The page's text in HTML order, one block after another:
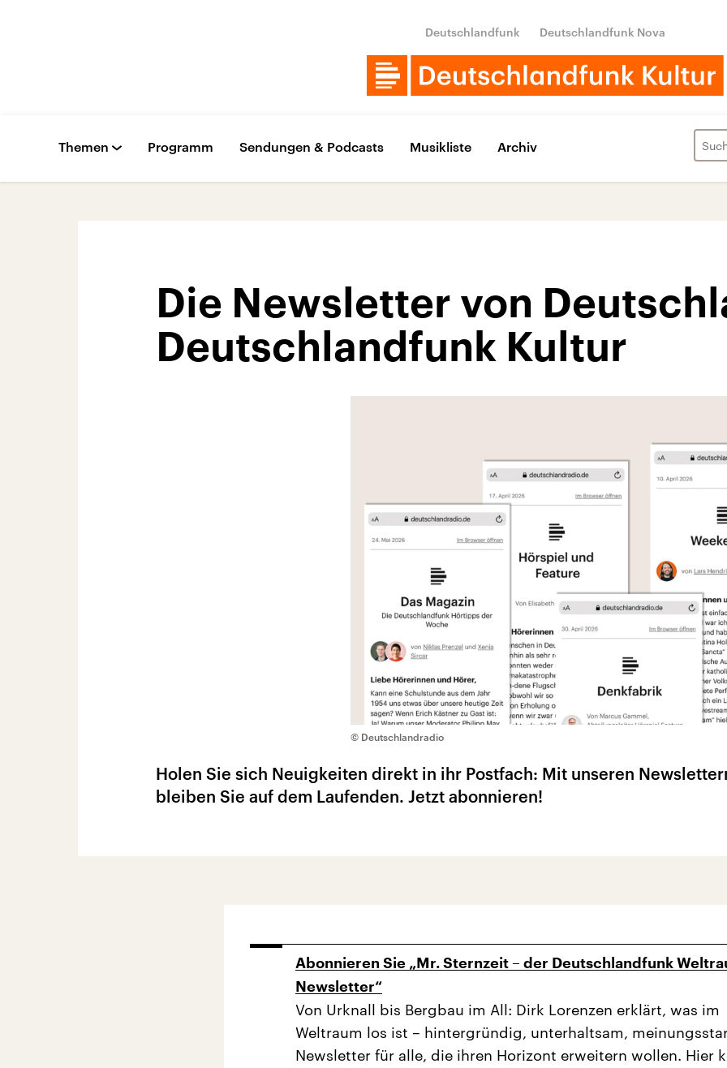
Deutschlandfunk Deutschlandfunk Nova
Themen Programm Sendungen & Podcasts Musikliste Archiv
Die Newsletter von
Deutschlandfunk Kultur
© Deutschlandradio
Holen Sie sich Neuigkeiten direkt in ihr Postfach: Mit unseren
bleiben Sie auf dem Laufenden. Jetzt abonnieren!
Abonnieren Sie „Mr. Sternzeit – der Deutschlandfunk
Newsletter“
Von Urknall bis Bergbau im All: Dirk Lorenzen erklärt, was im
Weltraum los ist – hintergründig, unterhaltsam,
Newsletter für alle, die ihren Horizont erweitern wollen. Hier